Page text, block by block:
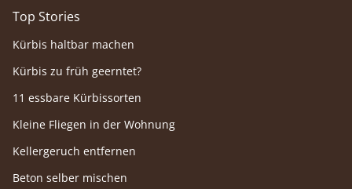
Top Stories
Kürbis haltbar machen
Kürbis zu früh geerntet?
11 essbare Kürbissorten
Kleine Fliegen in der Wohnung
Kellergeruch entfernen
Beton selber mischen